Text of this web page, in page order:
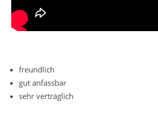
freundlich
gut anfassbar
sehr verträglich